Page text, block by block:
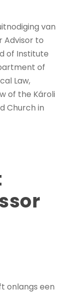
van
Advisor to
of Institute
of
Law,
of the Károli
Church in
onlangs een